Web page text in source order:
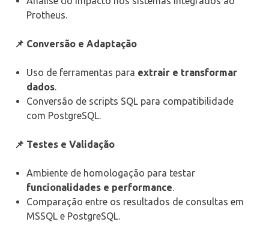
Protheus.
📌 Conversão e Adaptação
Uso de ferramentas para extrair e transformar
dados.
Conversão de scripts SQL para compatibilidade
com PostgreSQL.
📌 Testes e Validação
Ambiente de homologação para testar
funcionalidades e performance.
Comparação entre os resultados de consultas em
MSSQL e PostgreSQL.